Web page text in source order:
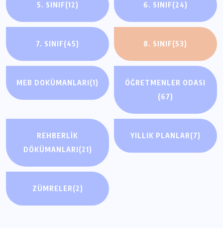
5. SINIF(12) 6. SINIF(24)
7. SINIF(45) 8. SINIF(53)
MEB DOKÜMANLARI(1)
ÖĞRETMENLER ODASI
(67)
REHBERLIK
DÖKÜMANLARI(21)
YILLIK PLANLAR(7)
ZÜMRELER(2)